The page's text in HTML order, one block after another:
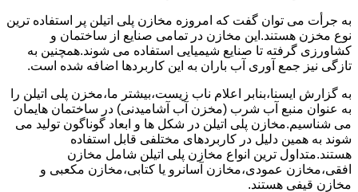
به جرأت می توان گفت که امروزه مخازن پلی اتیلن پر استفاده ترین
نوع مخزن هستند.این مخازن در تمامی صنایع از ساختمان و
کشاورزی گرفته تا صنایع شیمیایی استفاده می شوند.همچنین به
تازگی نیز جمع آوری آب باران به این کاربردها اضافه شده است.
به گزارش ایسنا،بنابر اعلام ناب زیست،بیشتر ما،مخزن پلی اتیلن را
به عنوان منبع آب شرب (مخزن آب آشامیدنی) در ساختمان هایمان
می شناسیم.مخازن پلی اتیلن در شکل ها و ابعاد گوناگون تولید می
شوند به همین دلیل در کاربردهای مختلفی قابل استفاده
هستند.متداول ترین انواع مخازن پلی اتیلن شامل مخازن
افقی،مخازن عمودی،مخازن آسانرو یا کتابی،مخازن مکعبی و
مخازن قیفی هستند.